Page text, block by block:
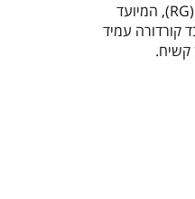
פאוץ' טקטי מודולרי מוארך מבית Masada Armour בצבע ירוק ריינג'ר (RG), המיועד
קורדורה עמיד
קשיח.